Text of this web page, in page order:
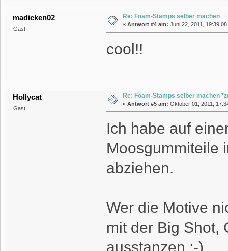
madicken02
Gast
Re: Foam-Stamps selber machen
« Antwort #4 am: Juni 22, 2011,
cool!!
Hollycat
Gast
Re: Foam-Stamps selber machen
« Antwort #5 am: Oktober 01, 2011,
Ich habe auf
Moosgummiteile
abziehen.
Wer die Motive
mit der Big Shot,
ausstanzen ;-)